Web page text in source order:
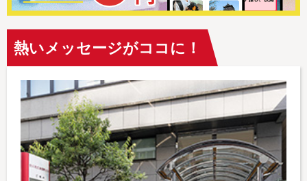
熱いメッセージがココに！